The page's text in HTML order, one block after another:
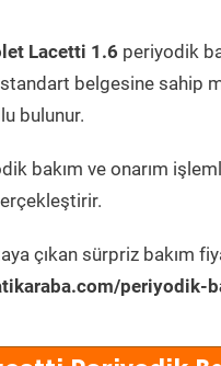
Lacetti 1.6 periyodik
belgesine sahip
bulunur.
bakım ve onarım
çıkan sürpriz bakım
periyodik-